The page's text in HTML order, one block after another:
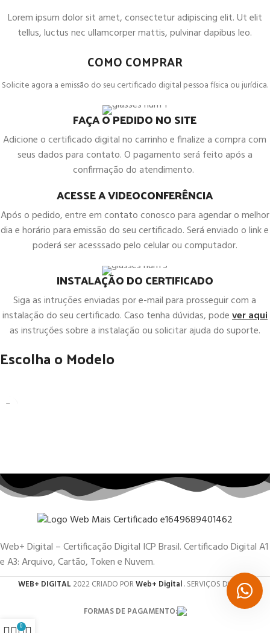
Lorem ipsum dolor sit amet, consectetur adipiscing elit. Ut elit
tellus, luctus nec ullamcorper mattis, pulvinar dapibus leo.
COMO COMPRAR
Solicite agora a emissão do seu certificado digital pessoa física ou jurídica.
FAÇA O PEDIDO NO SITE
Adicione o certificado digital no carrinho e finalize a compra com
seus dados para contato. O pagamento será feito após a
confirmação do atendimento.
ACESSE A VIDEOCONFERÊNCIA
Após o pedido, entre em contato conosco para agendar o melhor
dia e horário para emissão do seu certificado. Será enviado o link e
poderá ser acesssado pelo celular ou computador.
INSTALAÇÃO DO CERTIFICADO
Siga as intruções enviadas por e-mail para prosseguir com a
instalação do seu certificado. Caso tenha dúvidas, podever aqui
as instruções sobre a instalação ou solicitar ajuda do suporte.
Escolha o Modelo
Web+ Digital – Certificação Digital ICP Brasil. Certificado Digital A1
e A3: Arquivo, Cartão, Token e Nuvem.
WEB+ DIGITAL 2022 CRIADO PORWeb+ Digital. SERVIÇOS DIGITAIS.
FORMAS DE PAGAMENTO:
0